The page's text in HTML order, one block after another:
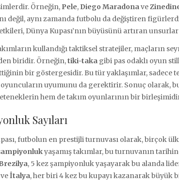
Örneğin, Pele, Diego Maradonave
değil, aynı zamanda futbolu da değiştiren
Dünya Kupası’nın büyüsünü artıran unsurlar
kullandığı taktiksel stratejiler, maçların
biridir. Örneğin,tiki-taka gibi pas odaklı oyun
bir göstergesidir. Bu tür yaklaşımlar, sadece
uyumunu da gerektirir. Sonuç olarak,
hem de takım oyunlarının bir
Sayıları
futbolun en prestijli turnuvası olarak, birçok
yaşamış takımlar, bu turnuvanın
, 5 kez şampiyonluk yaşayarak bu alanda
veİtalya, her biri 4 kez bu kupayı kazanarak büyük